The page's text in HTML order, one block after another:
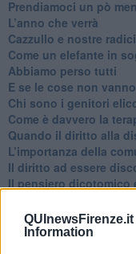
QUInewsFirenze.it
Information
​Prendiamoci un pò
​L’anno che verrà
​Cazzullo e nostre radici
​Come un elefante in
​Abbiamo perso tutti
E se le cose non
​Chi sono i genitori
Come è davvero la
Quando il diritto alla
​L’importanza della
​Il diritto ad essere
​Il pensiero dicotomico
​La Clownterapia
​Differenze tra persone